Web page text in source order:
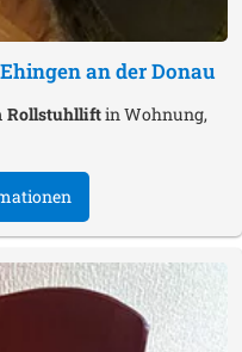
Ehingen an der Donau
Rollstuhlliftin Wohnung,